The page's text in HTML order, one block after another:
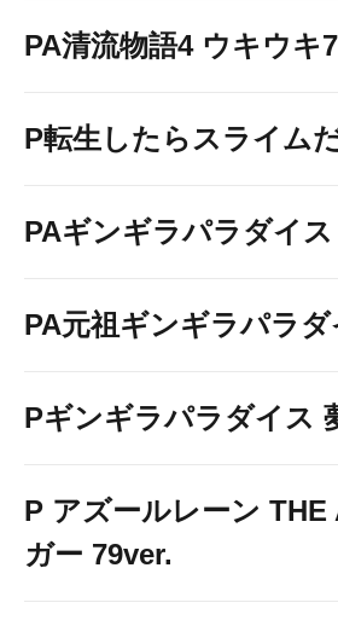
PA清流物語4 ウキウキ
P転生したらスライム
PAギンギラパラダイ
PA元祖ギンギラパラ
Pギンギラパラダイス
P アズールレーン
ガー 79ver.